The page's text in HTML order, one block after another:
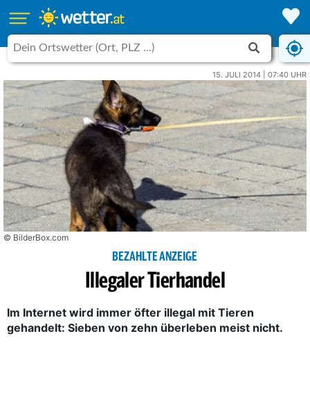
15. JULI 2014 | 07:40 UHR
© BilderBox.com
BEZAHLTE ANZEIGE
Illegaler Tierhandel
Im Internet wird immer öfter illegal mit Tieren
gehandelt: Sieben von zehn überleben meist nicht.